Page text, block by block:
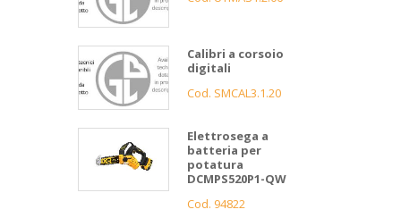
Calibri a corsoio
digitali
Cod. SMCAL3.1.20
Elettrosega a
batteria per
potatura
DCMPS520P1-QW
Cod. 94822